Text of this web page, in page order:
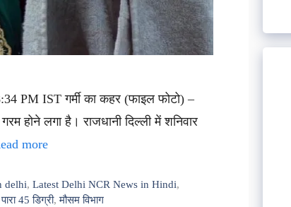
PM IST गर्मी का कहर (फाइल फोटो) –
होने लगा है। राजधानी दिल्ली में शनिवार
more
delhi,Latest Delhi NCR News in Hindi,
45 डिग्री,मौसम विभाग